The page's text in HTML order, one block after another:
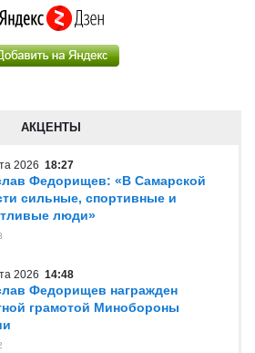
АКЦЕНТЫ
2026 18:27
Федорищев: «В Самарской
сильные, спортивные и
люди»
2026 14:48
Федорищев награжден
грамотой Минобороны